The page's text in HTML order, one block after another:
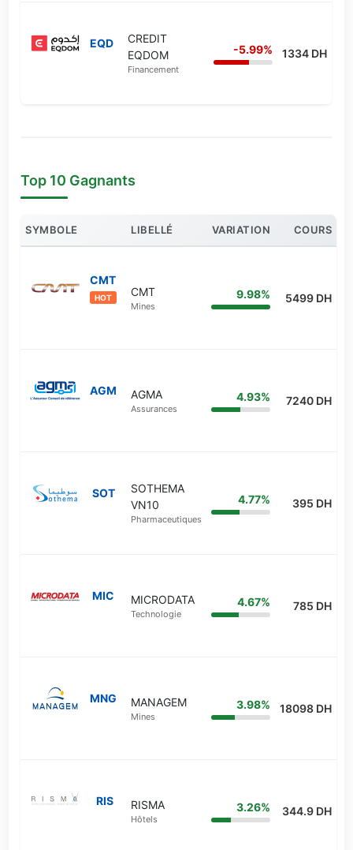
EQD
CREDIT
EQDOM
Financement
-5.99% 1334 DH
Top 10 Gagnants
SYMBOLE LIBELLÉ VARIATION COURS
CMT
HOT CMT
Mines
9.98% 5499 DH
AGM AGMA
Assurances
4.93% 7240 DH
SOT
SOTHEMA
VN10
Pharmaceutiques
4.77% 395 DH
MIC MICRODATA
Technologie
4.67% 785 DH
MNG MANAGEM
Mines
3.98% 18098 DH
RIS RISMA
Hôtels
3.26% 344.9 DH